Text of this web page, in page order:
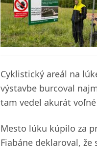
Cyklistický areál na
výstavbe burcoval
tam vedel akurát
Mesto lúku kúpilo za
Fiabáne deklaroval,